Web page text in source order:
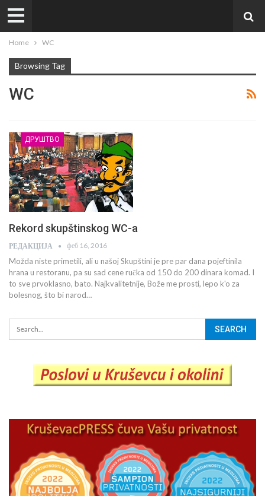
Home WC
Browsing Tag
WC
ДРУШТВО
Rekord skupštinskog WC-a
РЕДАКЦИЈА феб 16, 2016
Možda niste primetili, ali u našoj Skupštini je pre par dana pojeftinila
hrana u restoranu, pa su sad cene ručka od 150 do 200 dinara komad. I
to sve prvoklasno, bato. Najkvalitetnije, Bože me prosti, lepo k'o za
bolesnog, što bi narod…